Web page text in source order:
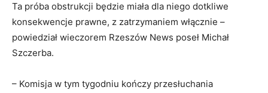
Ta próba obstrukcji będzie miała dla niego dotkliwe
konsekwencje prawne, z zatrzymaniem włącznie –
powiedział wieczorem Rzeszów News poseł Michał
Szczerba.
– Komisja w tym tygodniu kończy przesłuchania